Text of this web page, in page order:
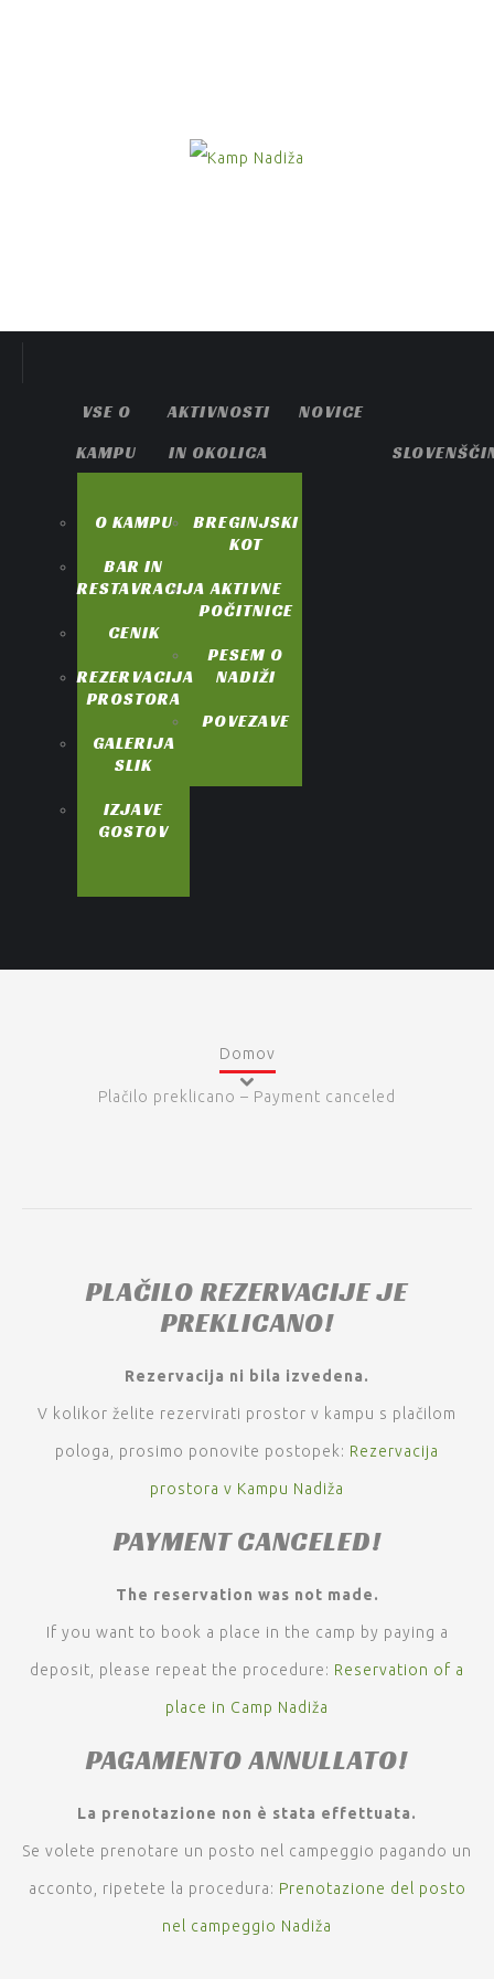
VSE O
KAMPU
O KAMPU
BAR IN
RESTAVRACIJA
CENIK
REZERVACIJA
PROSTORA
GALERIJA
SLIK
IZJAVE
GOSTOV
AKTIVNOSTI
IN OKOLICA
BREGINJSKI
KOT
AKTIVNE
POČITNICE
PESEM O
NADIŽI
POVEZAVE
NOVICE
Domov
Plačilo preklicano – Payment canceled
PLAČILO REZERVACIJE JE
PREKLICANO!
Rezervacija ni bila izvedena.
V kolikor želite rezervirati prostor v kampu s plačilom
pologa, prosimo ponovite postopek: Rezervacija
prostora v Kampu Nadiža
PAYMENT CANCELED!
The reservation was not made.
If you want to book a place in the camp by paying a
deposit, please repeat the procedure: Reservation of a
place in Camp Nadiža
PAGAMENTO ANNULLATO!
La prenotazione non è stata effettuata.
Se volete prenotare un posto nel campeggio pagando un
acconto, ripetete la procedura: Prenotazione del posto
nel campeggio Nadiža